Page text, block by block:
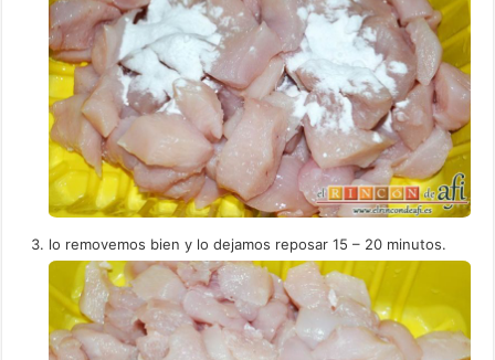
lo removemos bien y lo dejamos reposar 15 – 20 minutos.